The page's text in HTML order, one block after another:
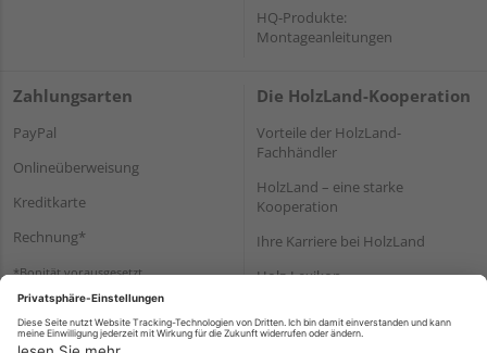
HQ-Produkte:
Montageanleitungen
Zahlungsarten
PayPal
Onlineüberweisung
Kreditkarte
Rechnung*
*Bonität vorausgesetzt
Die HolzLand-Kooperation
Vorteile der HolzLand-
Fachhändler
HolzLand – eine starke
Kooperation
Ihre Karriere bei HolzLand
Holz-Lexikon